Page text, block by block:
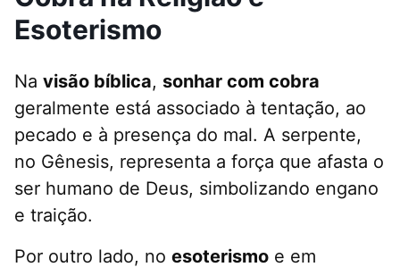
Esoterismo
Na visão bíblica, sonhar com cobra
geralmente está associado à tentação, ao
pecado e à presença do mal. A serpente,
no Gênesis, representa a força que afasta o
ser humano de Deus, simbolizando engano
e traição.
Por outro lado, no esoterismo e em